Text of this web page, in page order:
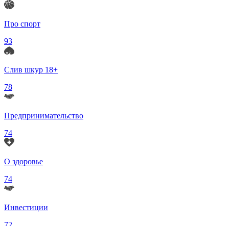
Про спорт
93
Слив шкур 18+
78
Предпринимательство
74
О здоровье
74
Инвестиции